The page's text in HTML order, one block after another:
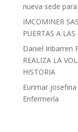
nueva sede
IMCOMINER SAS
PUERTAS A
Daniel Iribarren
REALIZA LA
HISTORIA
Eurimar
Enfermería